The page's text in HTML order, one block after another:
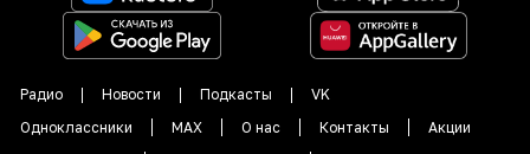
Радио Новости Подкасты
VK
Одноклассники
MAX О нас Контакты
Акции